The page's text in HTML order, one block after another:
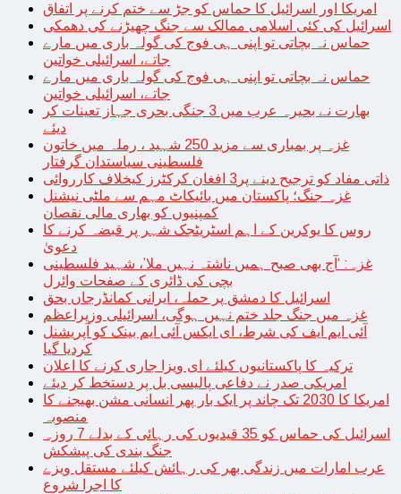
امریکا اور اسرائیل کا حماس کو جڑ سے ختم کرنے پر اتفاق
اسرائیل کی کئی اسلامی ممالک سے جنگ چھیڑنے کی دھمکی
حماس نہ بچاتی تو اپنی ہی فوج کی گولہ باری میں مارے
جاتے، اسرائیلی خواتین
حماس نہ بچاتی تو اپنی ہی فوج کی گولہ باری میں مارے
جاتے، اسرائیلی خواتین
بھارت نے بحیرہ عرب میں 3 جنگی بحری جہاز تعینات کر
دیئے
غزہ پر بمباری سے مزید 250 شہید ، رملہ میں خاتون
فلسطینی سیاستدان گرفتار
ذاتی مفاد کو ترجیح دینے پر3 افغان کرکٹرز کیخلاف کارروائی
غزہ جنگ؛ پاکستان میں بائیکاٹ مہم سے ملٹی نیشنل
کمپنیوں کو بھاری مالی نقصان
روس کا یوکرین کے اہم اسٹریٹجک شہر پر قبضہ کرنے کا
دعویٰ
غزہ: ‘آج بھی صبح ہمیں ناشتہ نہیں ملا’، شہید فلسطینی
بچی کی ڈائری کے صفحات وائرل
اسرائیل کا دمشق پر حملہ، ایرانی کمانڈرجاں بحق
غزہ میں جنگ جلد ختم نہیں ہوگی، اسرائیلی وزیراعظم
آئی ایم ایف کی شرط، ای ایکس آئی ایم بینک کو آپریشنل
کردیا گیا
ترکیہ کا پاکستانیوں کیلئے ای ویزا جاری کرنے کا اعلان
امریکی صدر نے دفاعی پالیسی بل پر دستخط کر دیئے
امریکا کا 2030 تک چاند پر ایک بار پھر انسانی مشن بھیجنے کا
منصوبہ
اسرائیل کی حماس کو 35 قیدیوں کی رہائی کے بدلے 7 روزہ
جنگ بندی کی پیشکش
عرب امارات میں زندگی بھر کی رہائش کیلئے مستقل ویزے
کا اجرا شروع